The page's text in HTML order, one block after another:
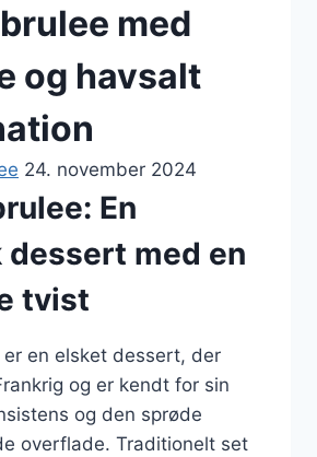
med
og havsalt
24. november 2024
En
dessert med en
tvist
er en elsket dessert, der
og er kendt for sin
og den sprøde
overflade. Traditionelt set